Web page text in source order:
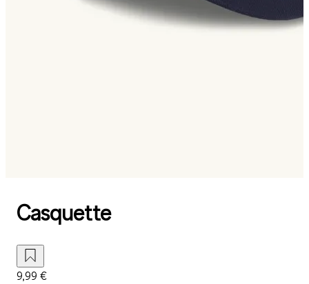
Casquette
9,99 €